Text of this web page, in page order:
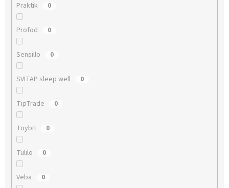
Praktik 0
Profod 0
Sensillo 0
SVITAP sleep well 0
TipTrade 0
Toybit 0
Tulilo 0
Veba 0